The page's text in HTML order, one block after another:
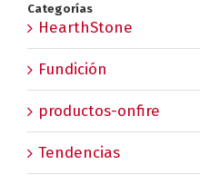
Categorías
HearthStone
Fundición
productos-onfire
Tendencias